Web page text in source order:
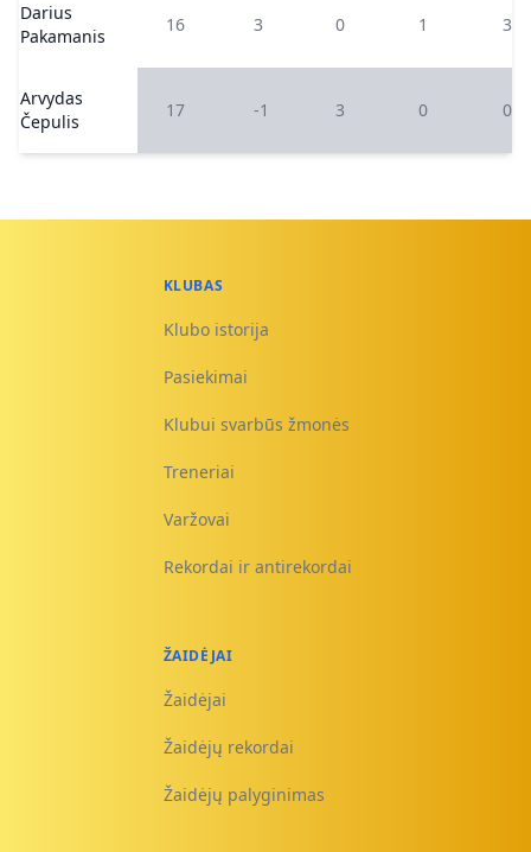
Darius
Pakamanis
16 3 0 1 3
Arvydas
Čepulis
17 -1 3 0 0
KLUBAS
Klubo istorija
Pasiekimai
Klubui svarbūs žmonės
Treneriai
Varžovai
Rekordai ir antirekordai
ŽAIDĖJAI
Žaidėjai
Žaidėjų rekordai
Žaidėjų palyginimas